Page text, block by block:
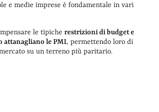
e medie imprese è fondamentale in vari
le tipiche restrizioni di budget e
attanagliano le PMI, permettendo loro di
su un terreno più paritario.